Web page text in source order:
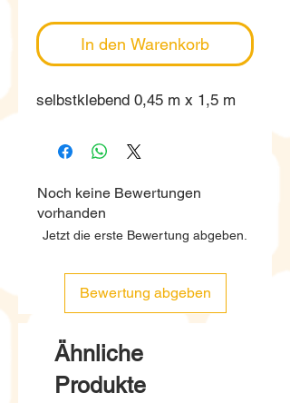
In den Warenkorb
selbstklebend 0,45 m x 1,5 m
Noch keine Bewertungen
vorhanden
Jetzt die erste Bewertung abgeben.
Bewertung abgeben
Ähnliche
Produkte